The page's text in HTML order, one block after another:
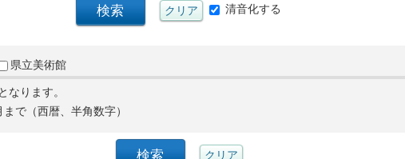
清音化する
県立美術館
ります。
まで（西暦、半角数字）